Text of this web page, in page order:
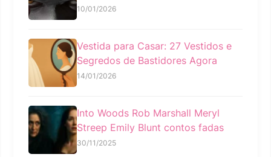
10/01/2026
Vestida para Casar: 27 Vestidos e
Segredos de Bastidores Agora
14/01/2026
Into Woods Rob Marshall Meryl
Streep Emily Blunt contos fadas
30/11/2025